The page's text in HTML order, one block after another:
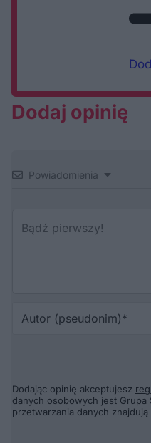
Dodaj opinię
Powiadomienia
Dodając opinię akceptujesz
danych osobowych jest Grupa
przetwarzania danych znajdują